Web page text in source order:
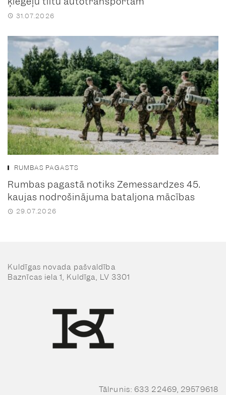
31.07.2026
RUMBAS PAGASTS
Rumbas pagastā notiks Zemessardzes 45.
kaujas nodrošinājuma bataljona mācības
29.07.2026
Kuldīgas novada pašvaldība
Baznīcas iela 1, Kuldīga, LV 3301
Tālrunis: 633 22469, 29579618